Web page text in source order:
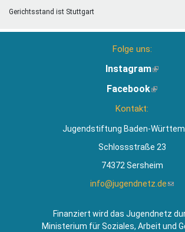
Gerichtsstand ist Stuttgart
Folge uns:
Instagram(Link
extern)
Facebook(Link
Kontakt:
Jugendstiftung Baden-
Schlossstraße 23
74372 Sersheim
info@jugendnetz.de(Link
Mail)
Finanziert wird das Jugendnetz
Ministerium für Soziales, Arbeit und